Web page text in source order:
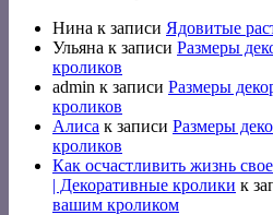
Нина к записи Ядовитые
Ульяна к записи Размеры
кроликов
admin к записи Размеры
кроликов
Алиса к записи Размеры
кроликов
Как осчастливить жизнь
| Декоративные кролики к
вашим кроликом